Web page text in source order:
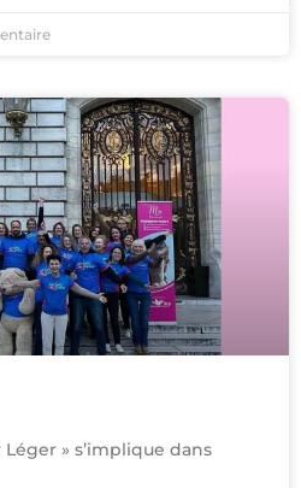
Léger » s’implique dans